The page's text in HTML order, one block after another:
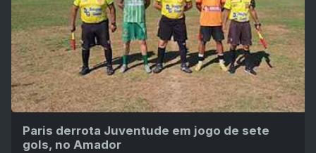
Paris derrota Juventude em jogo de sete
gols, no Amador